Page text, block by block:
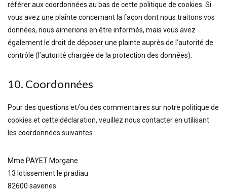
référer aux coordonnées au bas de cette politique de cookies. Si
vous avez une plainte concernant la façon dont nous traitons vos
données, nous aimerions en être informés, mais vous avez
également le droit de déposer une plainte auprès de l’autorité de
contrôle (l’autorité chargée de la protection des données).
10. Coordonnées
Pour des questions et/ou des commentaires sur notre politique de
cookies et cette déclaration, veuillez nous contacter en utilisant
les coordonnées suivantes :
Mme PAYET Morgane
13 lotissement le pradiau
82600 savenes